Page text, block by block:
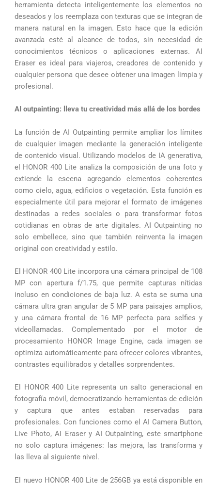
herramienta detecta inteligentemente los elementos no
deseados y los reemplaza con texturas que se integran de
manera natural en la imagen. Esto hace que la edición
avanzada esté al alcance de todos, sin necesidad de
conocimientos técnicos o aplicaciones externas. AI
Eraser es ideal para viajeros, creadores de contenido y
cualquier persona que desee obtener una imagen limpia y
profesional.
AI outpainting: lleva tu creatividad más allá de los bordes
La función de AI Outpainting permite ampliar los límites
de cualquier imagen mediante la generación inteligente
de contenido visual. Utilizando modelos de IA generativa,
el HONOR 400 Lite analiza la composición de una foto y
extiende la escena agregando elementos coherentes
como cielo, agua, edificios o vegetación. Esta función es
especialmente útil para mejorar el formato de imágenes
destinadas a redes sociales o para transformar fotos
cotidianas en obras de arte digitales. AI Outpainting no
solo embellece, sino que también reinventa la imagen
original con creatividad y estilo.
El HONOR 400 Lite incorpora una cámara principal de 108
MP con apertura f/1.75, que permite capturas nítidas
incluso en condiciones de baja luz. A esta se suma una
cámara ultra gran angular de 5 MP para paisajes amplios,
y una cámara frontal de 16 MP perfecta para selfies y
videollamadas. Complementado por el motor de
procesamiento HONOR Image Engine, cada imagen se
optimiza automáticamente para ofrecer colores vibrantes,
contrastes equilibrados y detalles sorprendentes.
El HONOR 400 Lite representa un salto generacional en
fotografía móvil, democratizando herramientas de edición
y captura que antes estaban reservadas para
profesionales. Con funciones como el AI Camera Button,
Live Photo, AI Eraser y AI Outpainting, este smartphone
no solo captura imágenes: las mejora, las transforma y
las lleva al siguiente nivel.
El nuevo HONOR 400 Lite de 256GB ya está disponible en